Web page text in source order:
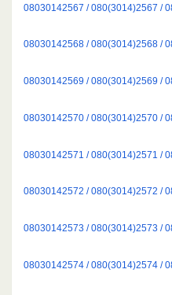
08030142567 / 080(3014)2567 /
08030142568 / 080(3014)2568 /
08030142569 / 080(3014)2569 /
08030142570 / 080(3014)2570 /
08030142571 / 080(3014)2571 /
08030142572 / 080(3014)2572 /
08030142573 / 080(3014)2573 /
08030142574 / 080(3014)2574 /